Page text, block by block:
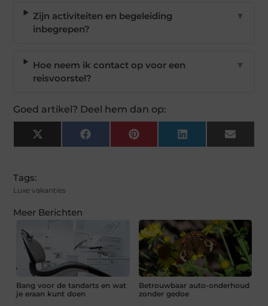
Zijn activiteiten en begeleiding
inbegrepen?
▼
Hoe neem ik contact op voor een
reisvoorstel?
▼
Goed artikel? Deel hem dan op:
X
(Twitter)
FacebookPinterest LinkedIn Email
Tags:
Luxe vakanties
Meer Berichten
Bang voor de tandarts en wat
je eraan kunt doen
Betrouwbaar auto-onderhoud
zonder gedoe